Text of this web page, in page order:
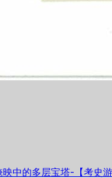
中的多层宝塔-【考史